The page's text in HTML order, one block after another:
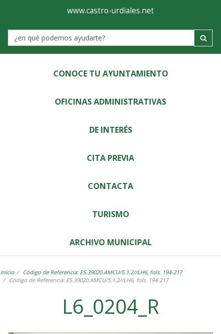
Ayuntamiento
de
Castro-
Urdiales
www.castro-urdiales.net
Label
CONOCE TU AYUNTAMIENTO
OFICINAS ADMINISTRATIVAS
DE INTERÉS
CITA PREVIA
CONTACTA
TURISMO
ARCHIVO MUNICIPAL
Inicio
Código de Referencia: ES.39020.AMCU/5.1.2//LH6, fols. 194-217
Código de Referencia: ES.39020.AMCU/5.1.2//LH6, fols. 194-217
L6_0204_R